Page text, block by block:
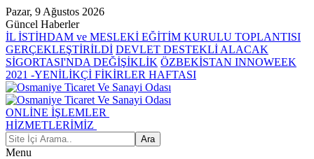
Pazar, 9 Ağustos 2026
Güncel Haberler
İL İSTİHDAM ve MESLEKİ EĞİTİM KURULU TOPLANTISI
GERÇEKLEŞTİRİLDİ DEVLET DESTEKLİ ALACAK
SİGORTASI'NDA DEĞİŞİKLİK ÖZBEKİSTAN INNOWEEK
2021 -YENİLİKÇİ FİKİRLER HAFTASI
ONLİNE İŞLEMLER
HİZMETLERİMİZ
Menu